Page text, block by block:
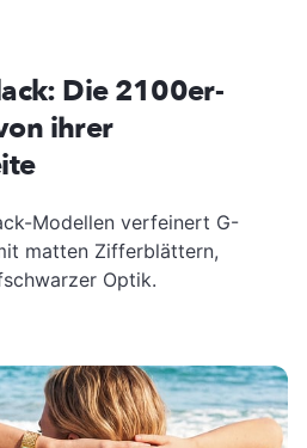
Die 2100er-
ihrer
Modellen verfeinert G-
matten Zifferblättern,
Optik.